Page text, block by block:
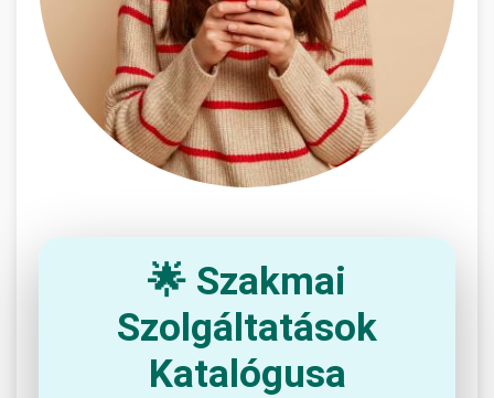
🌟 Szakmai
Szolgáltatások
Katalógusa